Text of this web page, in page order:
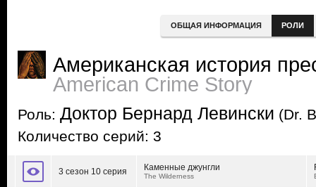
ОБЩАЯ ИНФОРМАЦИЯ РОЛИ
Американская история
American Crime Story
Роль: Доктор Бернард Левински (Dr.
Количество серий: 3
3 сезон 10 серия Каменные джунгли
The Wilderness